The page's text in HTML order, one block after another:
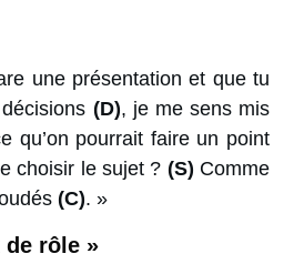
une présentation et que tu
(D), je me sens mis
qu’on pourrait faire un point
choisir le sujet ? (S) Comme
(C). »
de rôle »